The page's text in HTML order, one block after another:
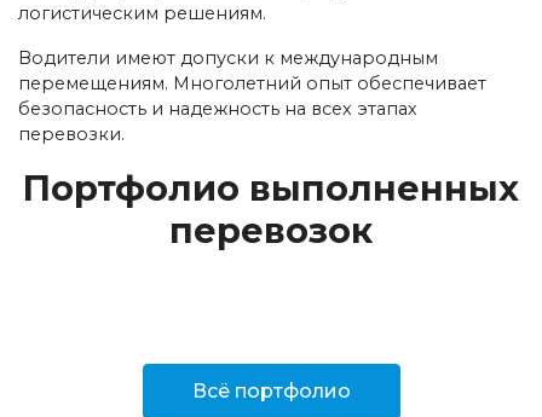
логистическим решениям.
Водители имеют допуски к международным
перемещениям. Многолетний опыт обеспечивает
безопасность и надежность на всех этапах
перевозки.
Портфолио выполненных
перевозок
Всё портфолио